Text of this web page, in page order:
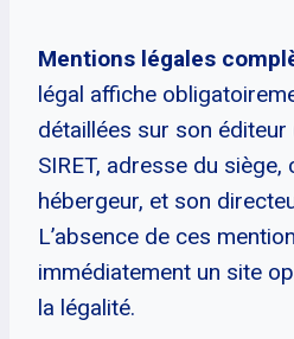
Mentions légales
légal affiche
détaillées sur son éditeur
SIRET, adresse du
hébergeur, et son
L’absence de ces
immédiatement un site
la légalité.